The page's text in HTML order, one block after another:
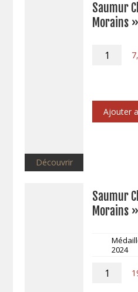
Découvrir
Saumur
Morains
quantité
des
Morains"
Ajouter
Saumur
Morains
2024
quantité